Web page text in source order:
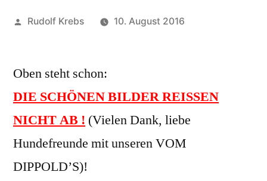
Veröffentlicht
Rudolf Krebs 10. August 2016
Oben steht schon:
DIE SCHÖNEN BILDER REISSEN
NICHT AB ! (Vielen Dank, liebe
Hundefreunde mit unseren VOM
DIPPOLD’S)!